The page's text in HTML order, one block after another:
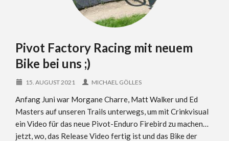
Pivot Factory Racing mit neuem
Bike bei uns ;)
15. AUGUST 2021 MICHAEL GÖLLES
Anfang Juni war Morgane Charre, Matt Walker und Ed
Masters auf unseren Trails unterwegs, um mit Crinkvisual
ein Video für das neue Pivot-Enduro Firebird zu machen…
jetzt, wo, das Release Video fertig ist und das Bike der